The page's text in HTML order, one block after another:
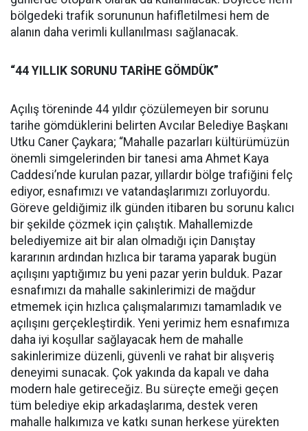
bölgedeki trafik sorununun hafifletilmesi hem de
alanın daha verimli kullanılması sağlanacak.
“44 YILLIK SORUNU TARİHE GÖMDÜK”
Açılış töreninde 44 yıldır çözülemeyen bir sorunu
tarihe gömdüklerini belirten Avcılar Belediye Başkanı
Utku Caner Çaykara; “Mahalle pazarları kültürümüzün
önemli simgelerinden bir tanesi ama Ahmet Kaya
Caddesi’nde kurulan pazar, yıllardır bölge trafiğini felç
ediyor, esnafımızı ve vatandaşlarımızı zorluyordu.
Göreve geldiğimiz ilk günden itibaren bu sorunu kalıcı
bir şekilde çözmek için çalıştık. Mahallemizde
belediyemize ait bir alan olmadığı için Danıştay
kararının ardından hızlıca bir tarama yaparak bugün
açılışını yaptığımız bu yeni pazar yerin bulduk. Pazar
esnafımızı da mahalle sakinlerimizi de mağdur
etmemek için hızlıca çalışmalarımızı tamamladık ve
açılışını gerçekleştirdik. Yeni yerimiz hem esnafımıza
daha iyi koşullar sağlayacak hem de mahalle
sakinlerimize düzenli, güvenli ve rahat bir alışveriş
deneyimi sunacak. Çok yakında da kapalı ve daha
modern hale getireceğiz. Bu süreçte emeği geçen
tüm belediye ekip arkadaşlarıma, destek veren
mahalle halkımıza ve katkı sunan herkese yürekten